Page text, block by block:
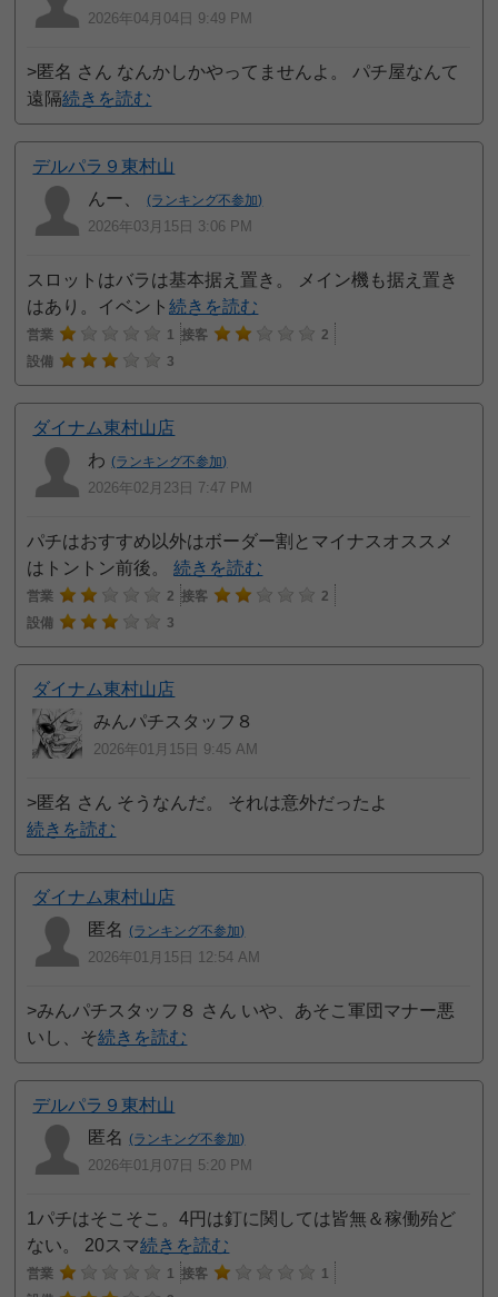
2026年04月04日 9:49 PM
>匿名 さん なんかしかやってませんよ。 パチ屋なんて
遠隔続きを読む
デルパラ９東村山
んー、
(ランキング不参加)
2026年03月15日 3:06 PM
スロットはバラは基本据え置き。 メイン機も据え置き
はあり。イベント続きを読む
営業 1 接客
2
設備
3
ダイナム東村山店
わ (ランキング不参加)
2026年02月23日 7:47 PM
パチはおすすめ以外はボーダー割とマイナスオススメ
はトントン前後。続きを読む
営業 2 接客
2
設備
3
ダイナム東村山店
みんパチスタッフ８
2026年01月15日 9:45 AM
>匿名 さん そうなんだ。 それは意外だったよ
続きを読む
ダイナム東村山店
匿名 (ランキング不参加)
2026年01月15日 12:54 AM
>みんパチスタッフ８ さん いや、あそこ軍団マナー悪
いし、そ続きを読む
デルパラ９東村山
匿名 (ランキング不参加)
2026年01月07日 5:20 PM
1パチはそこそこ。4円は釘に関しては皆無＆稼働殆ど
ない。 20スマ続きを読む
営業 1 接客
1